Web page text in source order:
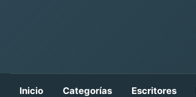
Inicio Categorías Escritores